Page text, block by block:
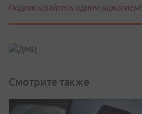
Подписывайтесь одним нажатием!
Смотрите также